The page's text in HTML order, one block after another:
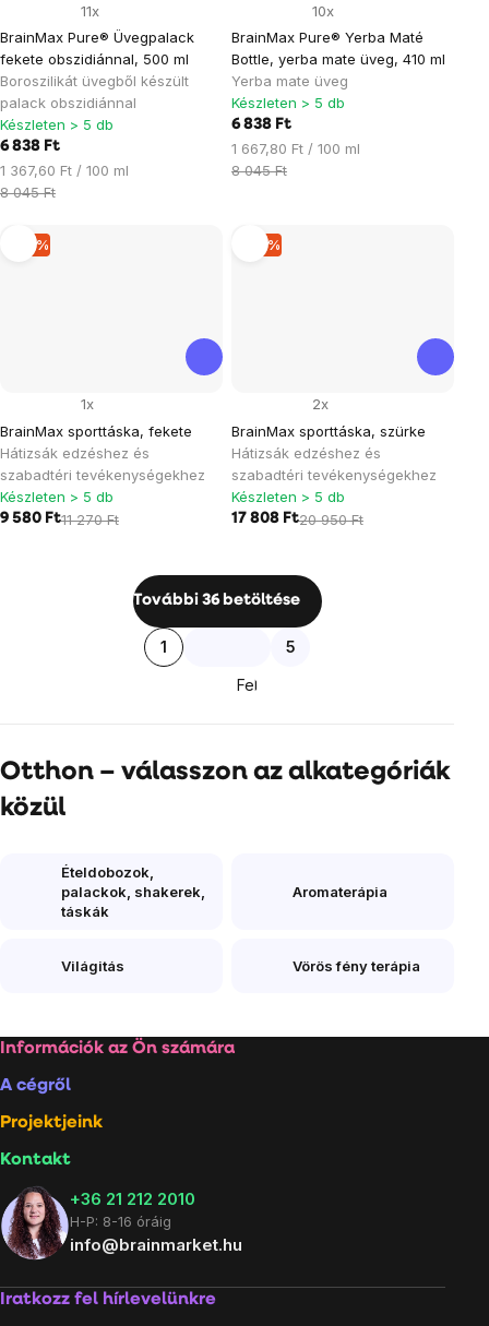
BrainMax Pure® Üvegpalack
fekete obszidiánnal, 500 ml
Boroszilikát üvegből készült
palack obszidiánnal
11x
Készleten > 5 db
6 838 Ft
Egységár:
1 367,60 Ft / 100 ml
8 045 Ft
BrainMax Pure® Yerba Maté
Bottle, yerba mate üveg, 410 ml
Yerba mate üveg
10x
Készleten > 5 db
6 838 Ft
Egységár:
1 667,80 Ft / 100 ml
8 045 Ft
–15 %
BrainMax sporttáska, fekete
Hátizsák edzéshez és
szabadtéri tevékenységekhez
1x
Készleten > 5 db
9 580 Ft11 270 Ft
–15 %
BrainMax sporttáska, szürke
Hátizsák edzéshez és
szabadtéri tevékenységekhez
2x
Készleten > 5 db
17 808 Ft20 950 Ft
Listairányítás
További 36 betöltése
Lapozás
1 5
Fel
Otthon – válasszon az alkategóriák
közül
Ételdobozok,
palackok, shakerek,
táskák
Aromaterápia
Világitás Vörös fény terápia
Lábléc
Információk az Ön számára
A cégről
Projektjeink
Kontakt
+36 21 212 2010
H-P: 8-16 óráig
info@brainmarket.hu
Iratkozz fel hírlevelünkre